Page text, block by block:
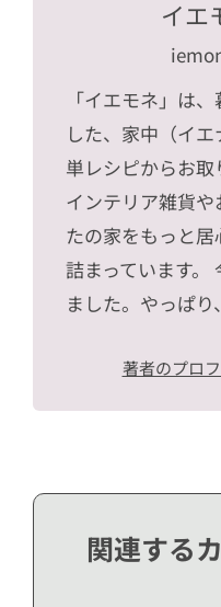
イエ
「イエモネ」は
した、家中（イ
単レシピからお
インテリア雑貨
たの家をもっと
詰まっています。
ました。やっぱり
著者のプロ
関連する